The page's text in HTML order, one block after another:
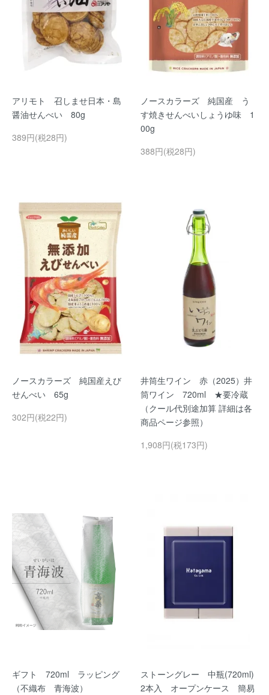
アリモト 召しませ日本・島
醤油せんべい 80g
389円(税28円)
ノースカラーズ 純国産 う
す焼きせんべいしょうゆ味 1
00g
388円(税28円)
ノースカラーズ 純国産えび
せんべい 65g
302円(税22円)
井筒生ワイン 赤（2025）井
筒ワイン 720ml ★要冷蔵
（クール代別途加算 詳細は各
商品ページ参照）
1,908円(税173円)
ギフト 720ml ラッピング
（不織布 青海波）
ストーングレー 中瓶(720ml)
2本入 オープンケース 簡易